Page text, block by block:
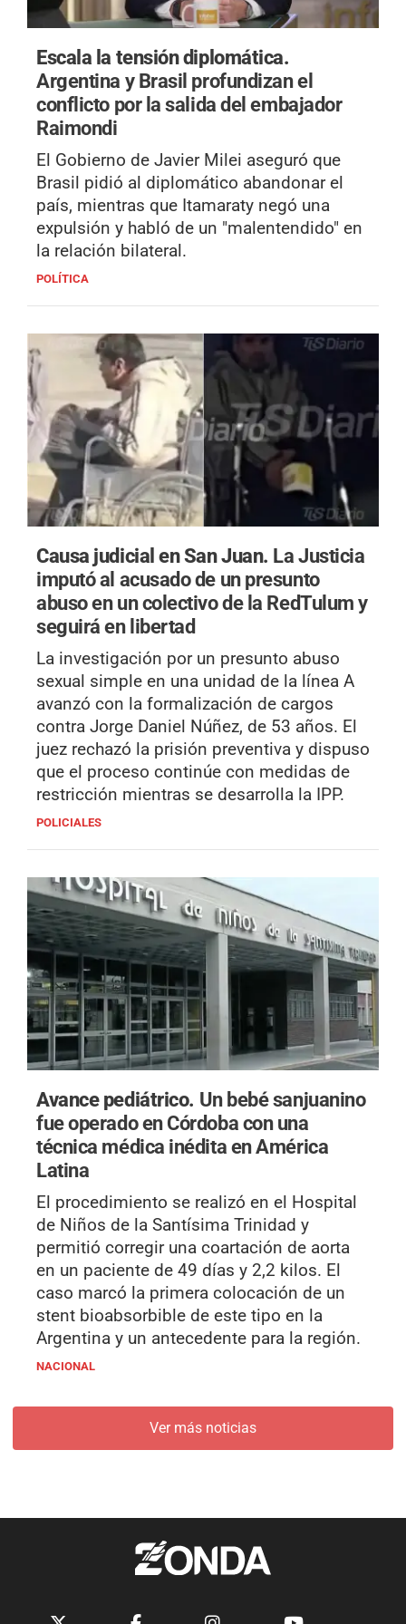
Escala la tensión diplomática.
Argentina y Brasil profundizan el
conflicto por la salida del embajador
Raimondi
El Gobierno de Javier Milei aseguró que
Brasil pidió al diplomático abandonar el
país, mientras que Itamaraty negó una
expulsión y habló de un "malentendido" en
la relación bilateral.
POLÍTICA
Causa judicial en San Juan. La Justicia
imputó al acusado de un presunto
abuso en un colectivo de la RedTulum y
seguirá en libertad
La investigación por un presunto abuso
sexual simple en una unidad de la línea A
avanzó con la formalización de cargos
contra Jorge Daniel Núñez, de 53 años. El
juez rechazó la prisión preventiva y dispuso
que el proceso continúe con medidas de
restricción mientras se desarrolla la IPP.
POLICIALES
Avance pediátrico. Un bebé sanjuanino
fue operado en Córdoba con una
técnica médica inédita en América
Latina
El procedimiento se realizó en el Hospital
de Niños de la Santísima Trinidad y
permitió corregir una coartación de aorta
en un paciente de 49 días y 2,2 kilos. El
caso marcó la primera colocación de un
stent bioabsorbible de este tipo en la
Argentina y un antecedente para la región.
NACIONAL
Ver más noticias